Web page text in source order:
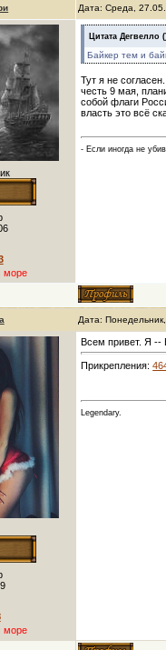
Дата: Среда,
море
Цитата Дегвелло (
Байкер тем и
Тут я не
честь 9 мая,
собой флаги
власть это всё
- Если иногда не
Дата:
море
Всем привет. Я --
Прикрепления:
Legendary.